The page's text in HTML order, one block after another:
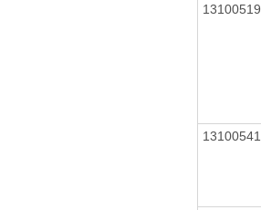
13100519
13100541